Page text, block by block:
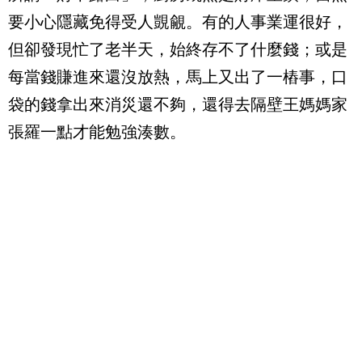
要小心隱藏免得受人覬覦。有的人事業運很好，
但卻發現忙了老半天，始終存不了什麼錢；或是
每當錢賺進來還沒放熱，馬上又出了一樁事，口
袋的錢拿出來消災還不夠，還得去隔壁王媽媽家
張羅一點才能勉強湊數。